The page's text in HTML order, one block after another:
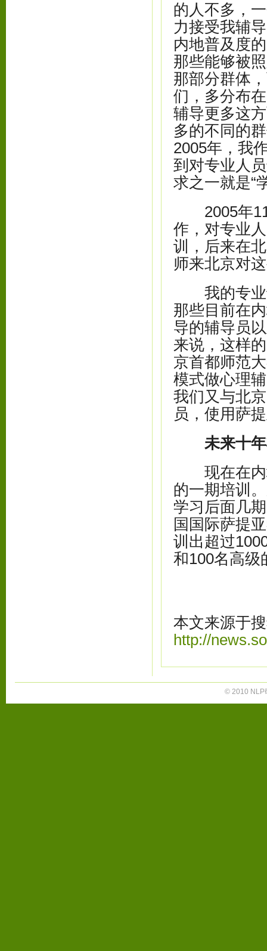
的人不多，
力接受我辅
内地普及度
那些能够被
那部分群体
们，多分布
辅导更多这
多的不同的
2005年，我
到对专业人
求之一就是“
2005年11
作，对专业
训，后来在
师来北京对
我的专业
那些目前在
导的辅导员
来说，这样
京首都师范
模式做心理
我们又与北
员，使用萨
未来十
现在在内
的一期培训
学习后面几
国国际萨提
训出超过
和100名高级
本文来源于
http://
© 2010 NLP